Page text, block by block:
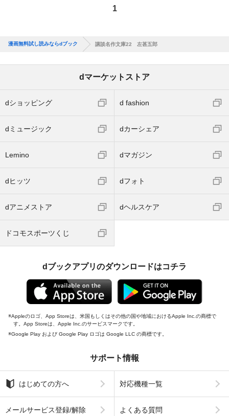
1
漫画無料試し読みならdブック 講談名作文庫22 左甚五郎
dマーケットストア
dショッピング d fashion
dミュージック dカーシェア
Lemino dマガジン
dヒッツ dフォト
dアニメストア dヘルスケア
ドコモスポーツくじ
dブックアプリのダウンロードはコチラ
Appleのロゴ、App Storeは、米国もしくはその他の国や地域におけるApple Inc.の商標で
す。App Storeは、Apple Inc.のサービスマークです。
Google Play および Google Play ロゴは Google LLC の商標です。
サポート情報
はじめての方へ 対応機種一覧
メールサービス登録/解除 よくある質問